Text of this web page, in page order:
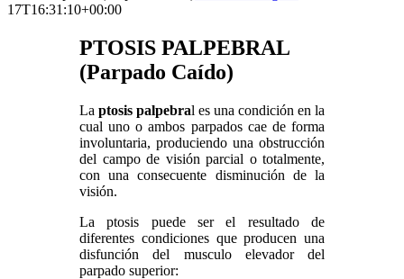
17T16:31:10+00:00
PTOSIS PALPEBRAL
(Parpado Caído)
Laptosis palpebral es una condición en la
cual uno o ambos parpados cae de forma
involuntaria, produciendo una obstrucción
del campo de visión parcial o totalmente,
con una consecuente disminución de la
visión.
La ptosis puede ser el resultado de
diferentes condiciones que producen una
disfunción del musculo elevador del
parpado superior: